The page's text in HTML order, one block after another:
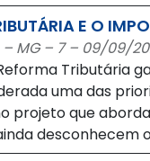
E O
MG – 7 – 09/09/
Tributária
uma das
projeto que
desconhecem